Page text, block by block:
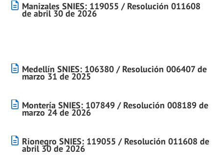
Manizales SNIES: 119055 / Resolución 011608
de abril 30 de 2026
Medellín SNIES: 106380 / Resolución 006407 de
marzo 31 de 2025
Montería SNIES: 107849 / Resolución 008189 de
marzo 24 de 2026
Rionegro SNIES: 119055 / Resolución 011608 de
abril 30 de 2026